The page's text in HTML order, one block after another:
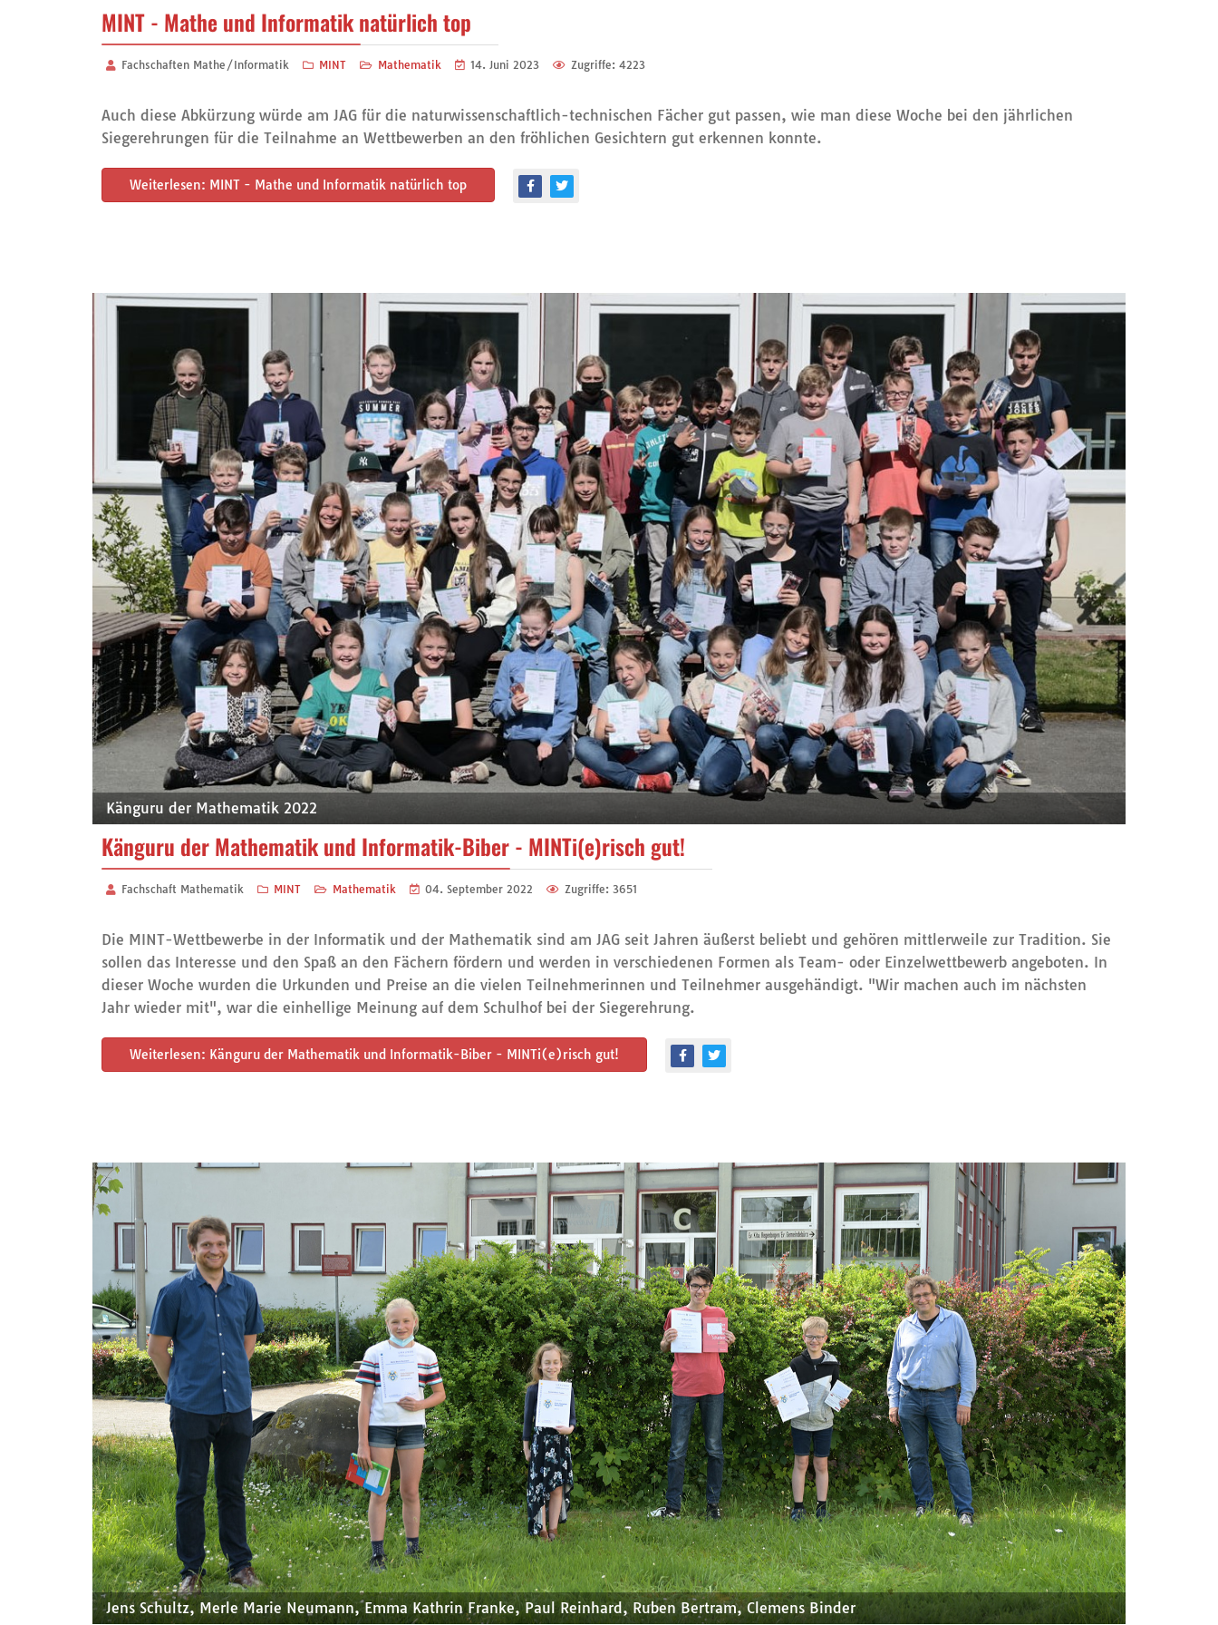
MINT - Mathe und Informatik natürlich top
Fachschaften Mathe/Informatik MINT Mathematik 14. Juni 2023 Zugriffe: 4223
Auch diese Abkürzung würde am JAG für die naturwissenschaftlich-technischen Fächer gut passen, wie man diese Woche bei den jährlichen
Siegerehrungen für die Teilnahme an Wettbewerben an den fröhlichen Gesichtern gut erkennen konnte.
Weiterlesen: MINT - Mathe und Informatik natürlich top
Känguru der Mathematik 2022
Känguru der Mathematik und Informatik-Biber - MINTi(e)risch gut!
Fachschaft Mathematik MINT Mathematik 04. September 2022 Zugriffe: 3651
Die MINT-Wettbewerbe in der Informatik und der Mathematik sind am JAG seit Jahren äußerst beliebt und gehören mittlerweile zur Tradition. Sie
sollen das Interesse und den Spaß an den Fächern fördern und werden in verschiedenen Formen als Team- oder Einzelwettbewerb angeboten. In
dieser Woche wurden die Urkunden und Preise an die vielen Teilnehmerinnen und Teilnehmer ausgehändigt. "Wir machen auch im nächsten
Jahr wieder mit", war die einhellige Meinung auf dem Schulhof bei der Siegerehrung.
Weiterlesen: Känguru der Mathematik und Informatik-Biber - MINTi(e)risch gut!
Jens Schultz, Merle Marie Neumann, Emma Kathrin Franke, Paul Reinhard, Ruben Bertram, Clemens Binder